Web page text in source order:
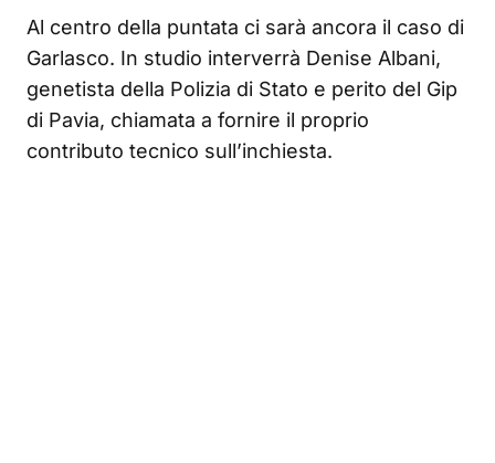
Al centro della puntata ci sarà ancora il caso di
Garlasco. In studio interverrà Denise Albani,
genetista della Polizia di Stato e perito del Gip
di Pavia, chiamata a fornire il proprio
contributo tecnico sull’inchiesta.